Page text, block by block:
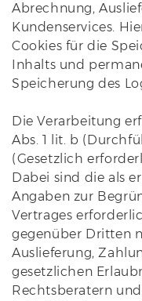
Abrechnung,
Kundenservices.
Cookies für die
Inhalts und
Speicherung des
Die Verarbeitung
Abs. 1 lit. b
(Gesetzlich
Dabei sind die als
Angaben zur
Vertrages
gegenüber Dritten
Auslieferung,
gesetzlichen
Rechtsberatern